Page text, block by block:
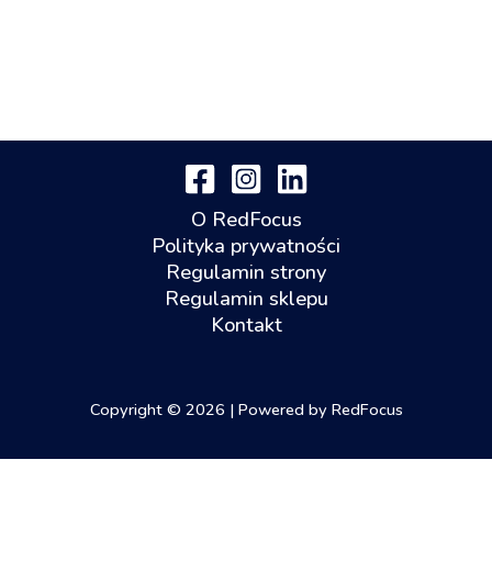
O RedFocus
Polityka prywatności
Regulamin strony
Regulamin sklepu
Kontakt
Copyright © 2026 | Powered by RedFocus